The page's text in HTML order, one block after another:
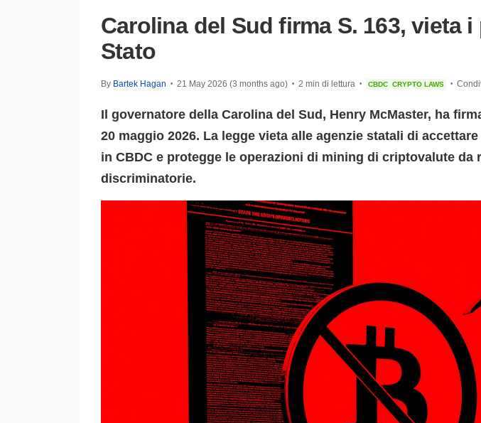
Carolina del Sud firma S. 163, vieta
Stato
By Bartek Hagan • 21 May 2026 (3 months ago) • 2 min di lettura • CBDC CRYPTO LAWS •
Il governatore della Carolina del Sud, Henry McMaster, ha
20 maggio 2026. La legge vieta alle agenzie statali di
in CBDC e protegge le operazioni di mining di criptovalute da
discriminatorie.